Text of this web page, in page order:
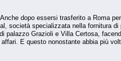
dopo essersi trasferito a Roma
società specializzata nella fornitura
Grazioli e Villa Certosa,
E questo nonostante abbia più